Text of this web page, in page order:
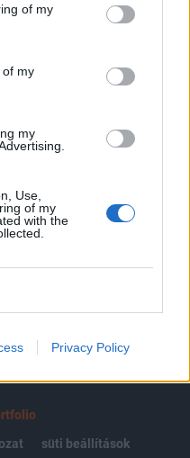
of my
of my
my
Use,
of my
with the
Privacy Policy
hírarchívumához
napon belüli
süti beállítások